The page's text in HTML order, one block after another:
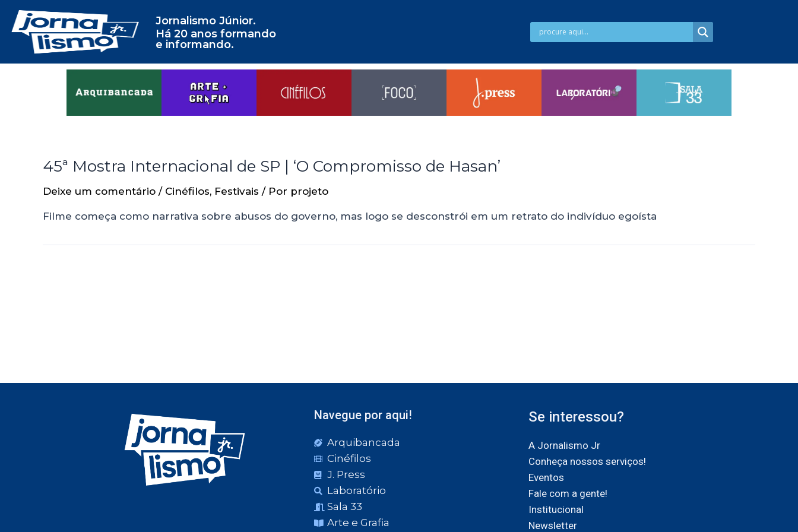
Jornalismo Júnior.
Há 20 anos formando
e informando.
45ª Mostra Internacional de SP | ‘O Compromisso de Hasan’
Deixe um comentário / Cinéfilos, Festivais / Por projeto
Filme começa como narrativa sobre abusos do governo, mas logo se desconstrói em um retrato do indivíduo egoísta
Navegue por aqui!
Arquibancada
Cinéfilos
J. Press
Laboratório
Sala 33
Arte e Grafia
Se interessou?
A Jornalismo Jr
Conheça nossos serviços!
Eventos
Fale com a gente!
Institucional
Newsletter